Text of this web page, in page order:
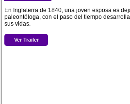
En Inglaterra de 1840, una joven esposa es
paleontóloga, con el paso del tiempo
sus vidas.
Ver Trailer